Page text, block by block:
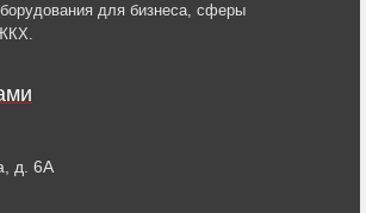
для бизнеса, сферы
д. 6А